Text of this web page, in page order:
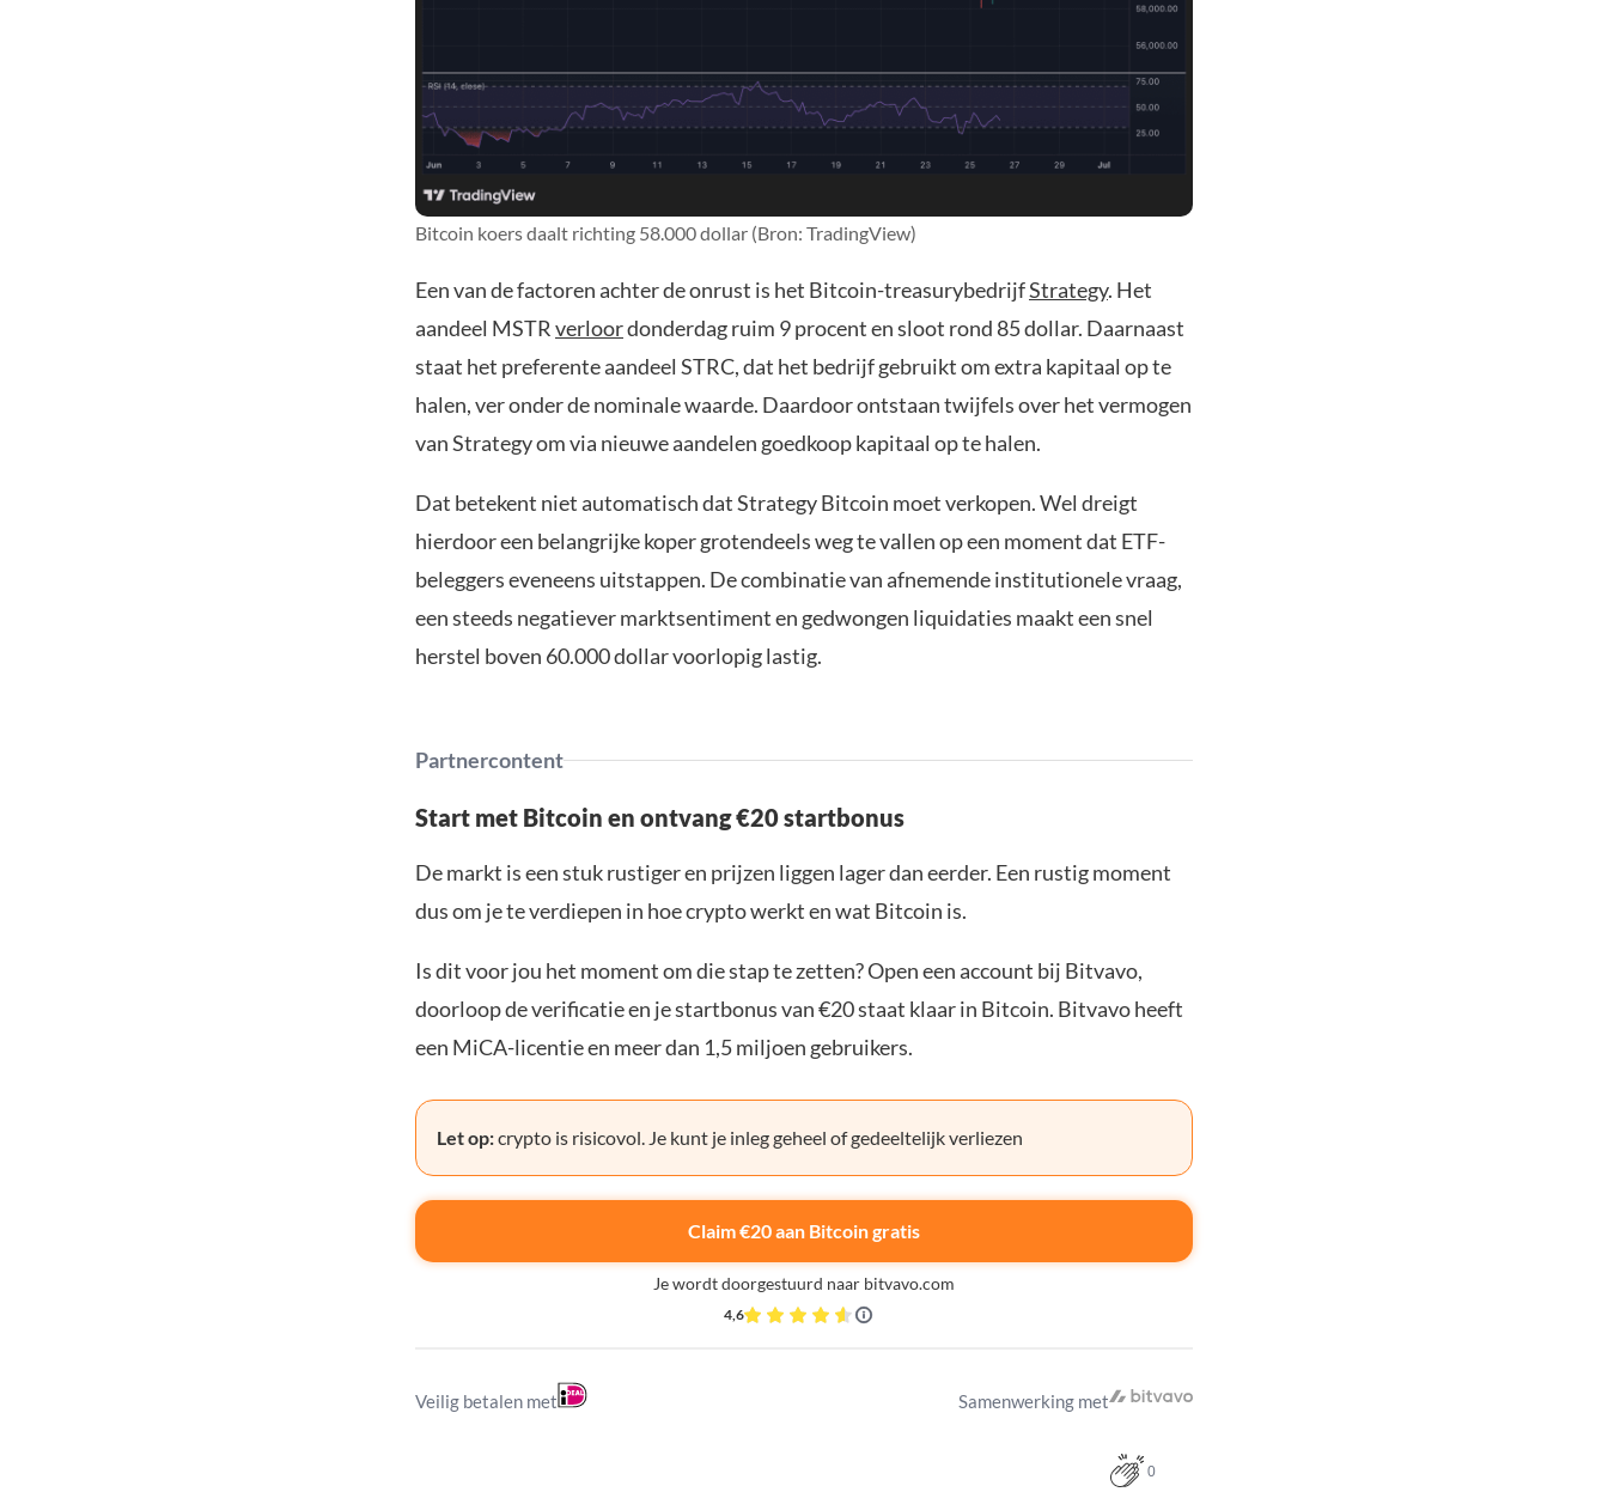
Bitcoin koers daalt richting 58.000 dollar (Bron: TradingView)
Een van de factoren achter de onrust is het Bitcoin-treasurybedrijfStrategy. Het
aandeel MSTRverloordonderdag ruim 9 procent en sloot rond 85 dollar. Daarnaast
staat het preferente aandeel STRC, dat het bedrijf gebruikt om extra kapitaal op te
halen, ver onder de nominale waarde. Daardoor ontstaan twijfels over het vermogen
van Strategy om via nieuwe aandelen goedkoop kapitaal op te halen.
Dat betekent niet automatisch dat Strategy Bitcoin moet verkopen. Wel dreigt
hierdoor een belangrijke koper grotendeels weg te vallen op een moment dat ETF-
beleggers eveneens uitstappen. De combinatie van afnemende institutionele vraag,
een steeds negatiever marktsentiment en gedwongen liquidaties maakt een snel
herstel boven 60.000 dollar voorlopig lastig.
Partnercontent
Start met Bitcoin en ontvang €20 startbonus
De markt is een stuk rustiger en prijzen liggen lager dan eerder. Een rustig moment
dus om je te verdiepen in hoe crypto werkt en wat Bitcoin is.
Is dit voor jou het moment om die stap te zetten? Open een account bij Bitvavo,
doorloop de verificatie en je startbonus van €20 staat klaar in Bitcoin. Bitvavo heeft
een MiCA-licentie en meer dan 1,5 miljoen gebruikers.
Let op:crypto is risicovol. Je kunt je inleg geheel of gedeeltelijk verliezen
Claim €20 aan Bitcoin gratis
Je wordt doorgestuurd naar bitvavo.com
4,6
Veilig betalen met Samenwerking met
0